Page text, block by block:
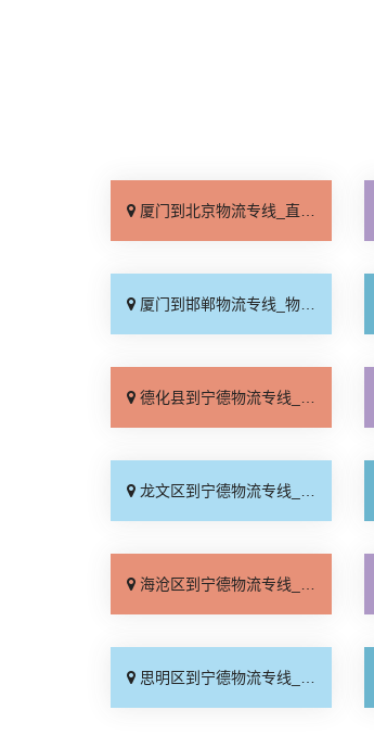
厦门到北京物流专线_直达不中转「送货到门」
厦门到邯郸物流专线_物流拼车「全境配送」
德化县到宁德物流专线_直达不中转「来电咨询」
龙文区到宁德物流专线_资质齐全「省事省心」
海沧区到宁德物流专线_多年经验「运价行情」
思明区到宁德物流专线_急你所需「实时跟踪 」